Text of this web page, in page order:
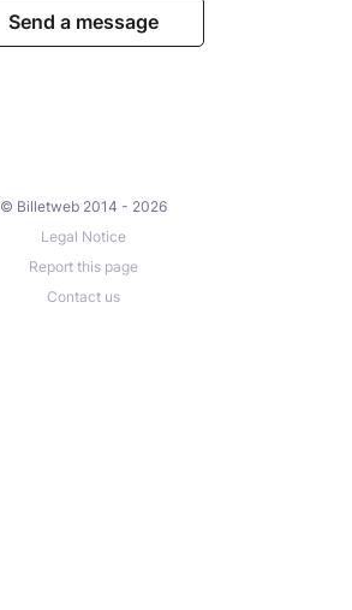
Send a message
© Billetweb 2014 - 2026
Legal Notice
Report this page
Contact us